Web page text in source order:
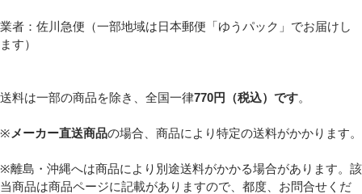
業者：佐川急便（一部地域は日本郵便「ゆうパック」でお届けし
ます）
送料は一部の商品を除き、全国一律770円（税込）です。
※ メーカー直送商品の場合、商品により特定の送料がかかります。
※離島・沖縄へは商品により別途送料がかかる場合があります。該
当商品は商品ページに記載がありますので、都度、お問合せくだ